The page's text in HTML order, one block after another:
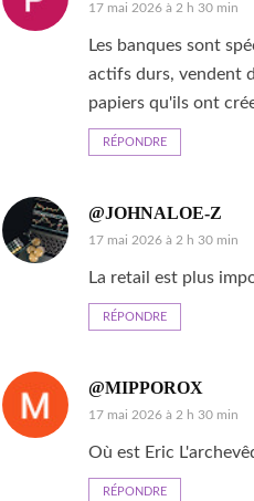
17 mai 2026 à 2 h 30 min
Les banques sont
actifs durs, vendent
papiers qu'ils ont
RÉPONDRE
@JOHNALOE-Z
17 mai 2026 à 2 h 30 min
La retail est plus
RÉPONDRE
@MIPPOROX
17 mai 2026 à 2 h 30 min
Où est Eric
RÉPONDRE